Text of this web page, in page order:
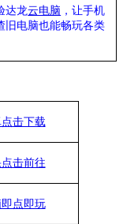
达龙云电脑 ，让手机
旧电脑也能畅玩各类
击下载
击前往
点即玩